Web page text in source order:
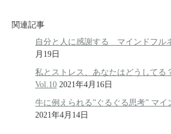
関連記事
自分と人に感謝する マインドフル
月19日
私とストレス、あなたはどうしてる
Vol.10 2021年4月16日
牛に例えられる”ぐるぐる思考” マイ
2021年4月14日